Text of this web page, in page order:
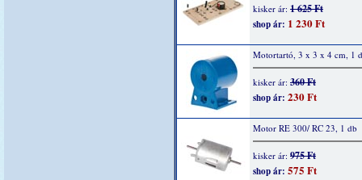
kisker ár: 1 625 Ft
shop ár: 1 230 Ft
Motortartó, 3 x 3 x 4 cm, 1
kisker ár: 360 Ft
shop ár: 230 Ft
Motor RE 300/ RC 23, 1 db
kisker ár: 975 Ft
shop ár: 575 Ft